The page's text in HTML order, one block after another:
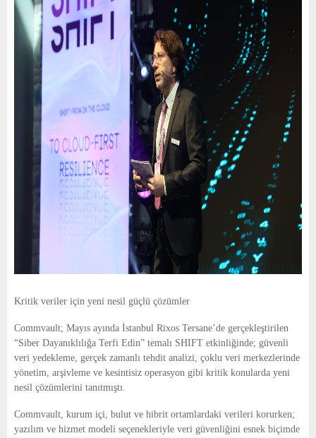
Kritik veriler için yeni nesil güçlü çözümler
Commvault; Mayıs ayında İstanbul Rixos Tersane’de gerçekleştirilen
“Siber Dayanıklılığa Terfi Edin” temalı SHIFT etkinliğinde; güvenli
veri yedekleme, gerçek zamanlı tehdit analizi, çoklu veri merkezlerinde
yönetim, arşivleme ve kesintisiz operasyon gibi kritik konularda yeni
nesil çözümlerini tanıtmıştı.
Commvault, kurum içi, bulut ve hibrit ortamlardaki verileri korurken;
yazılım ve hizmet modeli seçenekleriyle veri güvenliğini esnek biçimde